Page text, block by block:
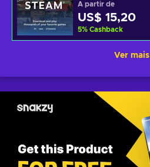
A partir de
US$ 15,20
5% Cashback
Ver mais